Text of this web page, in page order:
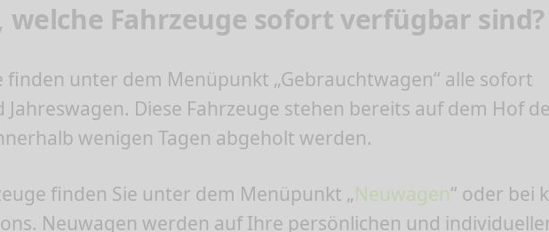
Fahrzeuge sofort verfügbar sind?
finden unter dem Menüpunkt „Gebrauchtwagen“ alle sofort
Diese Fahrzeuge stehen bereits auf dem Hof
wenigen Tagen abgeholt werden.
finden Sie unter dem Menüpunkt „Neuwagen“ oder bei
Neuwagen werden auf Ihre persönlichen und